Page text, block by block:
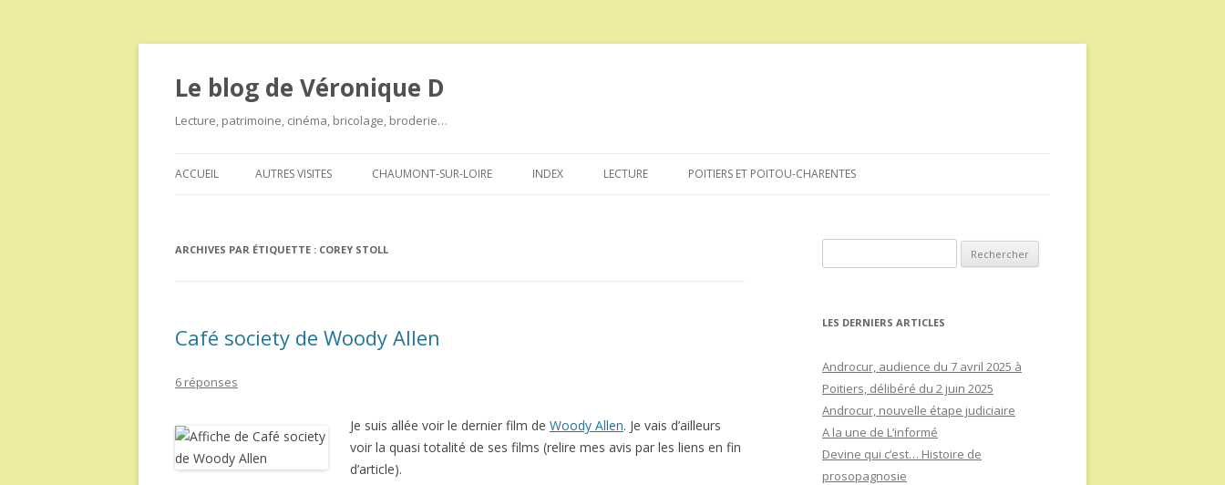
Le blog de Véronique D
Lecture, patrimoine, cinéma, bricolage, broderie…
au
ACCUEIL AUTRES VISITES CHAUMONT-SUR-LOIRE INDEX LECTURE POITIERS ET POITOU-CHARENTES
ARCHIVES PAR ÉTIQUETTE : COREY STOLL
Café society de Woody Allen
6 réponses
Je suis allée voir le dernier film de Woody Allen. Je vais d’ailleurs
voir la quasi totalité de ses films (relire mes avis par les liens en fin
d’article).
LES DERNIERS ARTICLES
Androcur, audience du 7 avril 2025 à
Poitiers, délibéré du 2 juin 2025
Androcur, nouvelle étape judiciaire
A la une de L’informé
Devine qui c’est… Histoire de
prosopagnosie